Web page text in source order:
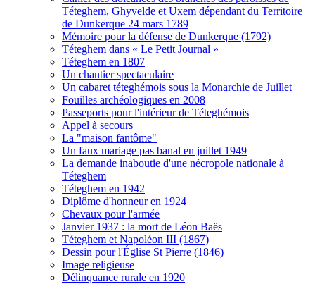
Téteghem, Ghyvelde et Uxem dépendant du Territoire
de Dunkerque 24 mars 1789
Mémoire pour la défense de Dunkerque (1792)
Téteghem dans « Le Petit Journal »
Téteghem en 1807
Un chantier spectaculaire
Un cabaret téteghémois sous la Monarchie de Juillet
Fouilles archéologiques en 2008
Passeports pour l'intérieur de Téteghémois
Appel à secours
La "maison fantôme"
Un faux mariage pas banal en juillet 1949
La demande inaboutie d'une nécropole nationale à
Téteghem
Téteghem en 1942
Diplôme d'honneur en 1924
Chevaux pour l'armée
Janvier 1937 : la mort de Léon Baës
Téteghem et Napoléon III (1867)
Dessin pour l'Église St Pierre (1846)
Image religieuse
Délinquance rurale en 1920